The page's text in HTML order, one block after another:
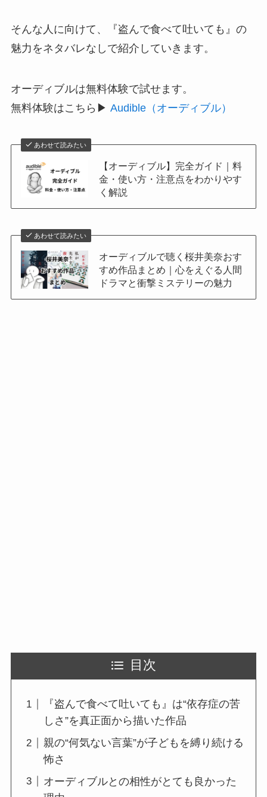
そんな人に向けて、『盗んで食べて吐いても』の
魅力をネタバレなしで紹介していきます。
オーディブルは無料体験で試せます。
無料体験はこちら▶ Audible（オーディブル）
あわせて読みたい
【オーディブル】完全ガイド｜料
金・使い方・注意点をわかりやす
く解説
あわせて読みたい
オーディブルで聴く桜井美奈おす
すめ作品まとめ｜心をえぐる人間
ドラマと衝撃ミステリーの魅力
目次
『盗んで食べて吐いても』は“依存症の苦
しさ”を真正面から描いた作品
親の“何気ない言葉”が子どもを縛り続ける
怖さ
オーディブルとの相性がとても良かった